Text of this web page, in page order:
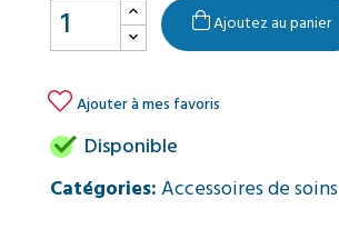
Ajoutez au panier
Ajouter à mes favoris
 Disponible
Catégories:Accessoires de soins